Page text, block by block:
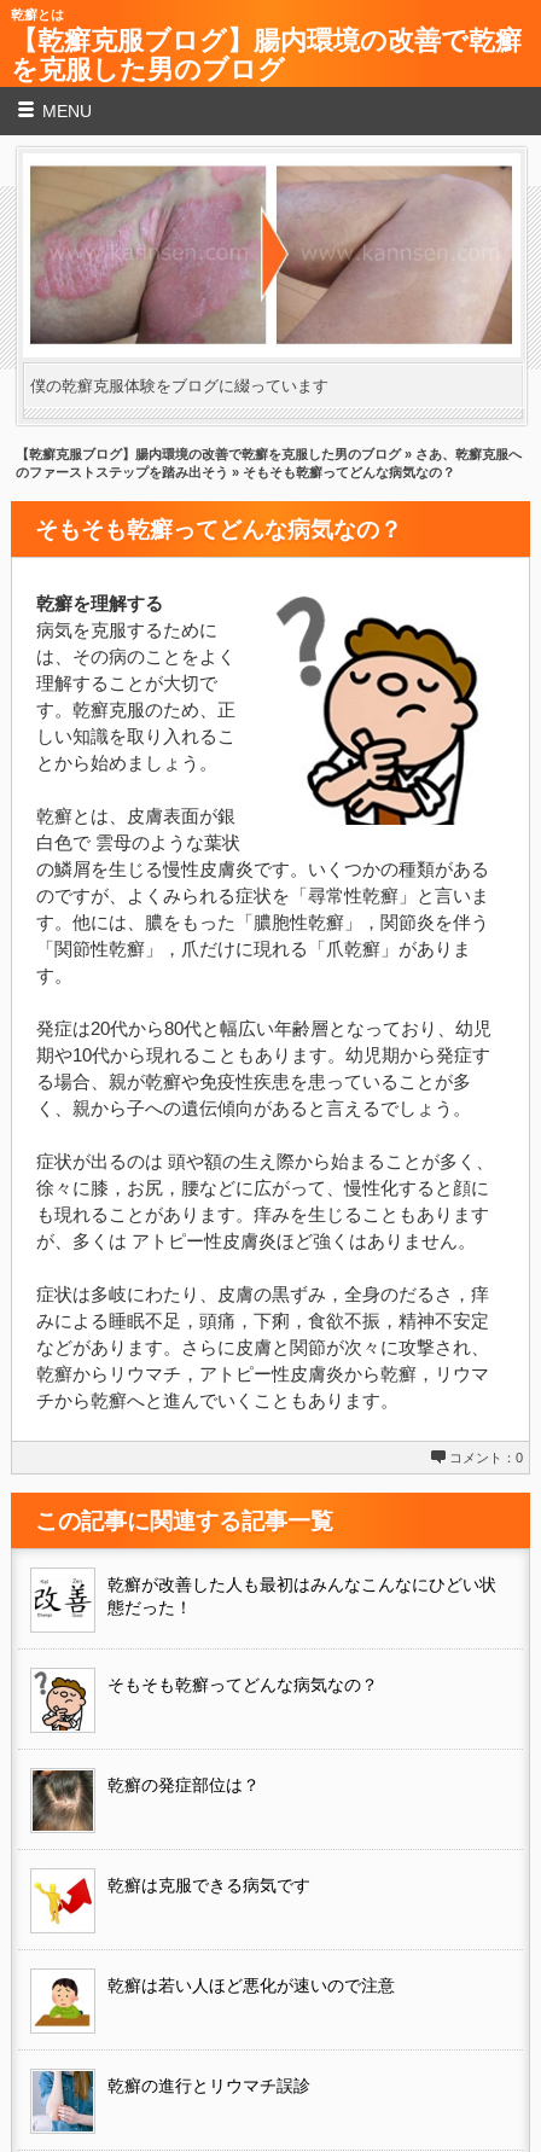
乾癬とは
【乾癬克服ブログ】腸内環境の改善で乾癬
を克服した男のブログ
MENU
僕の乾癬克服体験をブログに綴っています
【乾癬克服ブログ】腸内環境の改善で乾癬を克服した男のブログ» さあ、乾癬克服へ
のファーストステップを踏み出そう » そもそも乾癬ってどんな病気なの？
そもそも乾癬ってどんな病気なの？
乾癬を理解する
病気を克服するために
は、その病のことをよく
理解することが大切で
す。乾癬克服のため、正
しい知識を取り入れるこ
とから始めましょう。
乾癬とは、皮膚表面が銀
白色で 雲母のような葉状
の鱗屑を生じる慢性皮膚炎です。いくつかの種類がある
のですが、よくみられる症状を「尋常性乾癬」と言いま
す。他には、膿をもった「膿胞性乾癬」，関節炎を伴う
「関節性乾癬」，爪だけに現れる「爪乾癬」がありま
す。
発症は20代から80代と幅広い年齢層となっており、幼児
期や10代から現れることもあります。幼児期から発症す
る場合、親が乾癬や免疫性疾患を患っていることが多
く、親から子への遺伝傾向があると言えるでしょう。
症状が出るのは 頭や額の生え際から始まることが多く、
徐々に膝，お尻，腰などに広がって、慢性化すると顔に
も現れることがあります。痒みを生じることもあります
が、多くは アトピー性皮膚炎ほど強くはありません。
症状は多岐にわたり、皮膚の黒ずみ，全身のだるさ，痒
みによる睡眠不足，頭痛，下痢，食欲不振，精神不安定
などがあります。さらに皮膚と関節が次々に攻撃され、
乾癬からリウマチ，アトピー性皮膚炎から乾癬，リウマ
チから乾癬へと進んでいくこともあります。
コメント：0
この記事に関連する記事一覧
乾癬が改善した人も最初はみんなこんなにひどい状
態だった！
そもそも乾癬ってどんな病気なの？
乾癬の発症部位は？
乾癬は克服できる病気です
乾癬は若い人ほど悪化が速いので注意
乾癬の進行とリウマチ誤診